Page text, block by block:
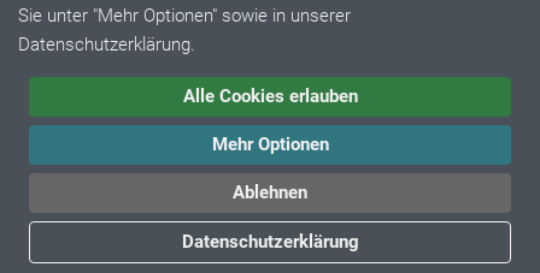
Sie unter "Mehr Optionen" sowie in unserer
Datenschutzerklärung.
Alle Cookies erlauben
Mehr Optionen
Ablehnen
Datenschutzerklärung
DIN ISO 9001:2015
SCHNELLKONTAKT